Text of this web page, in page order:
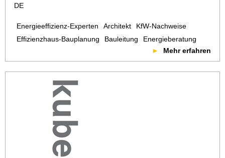
DE
Energieeffizienz-Experten Architekt
KfW-Nachweise
Effizienzhaus-Bauplanung
Bauleitung
Energieberatung
Mehr erfahren